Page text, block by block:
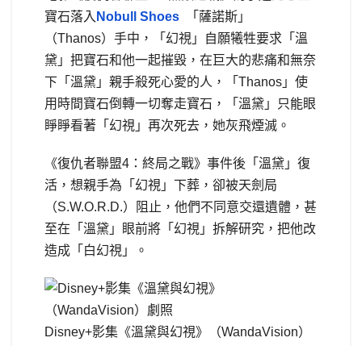
寶石落入 Nobull Shoes
「薩諾斯」
（Thanos）手中，「幻視」自願犧牲要求「溫
黛」把寶石和他一起摧毀，在巨大的悲痛和無奈
下「溫黛」親手殺死心愛的人，「Thanos」使
用時間寶石倒轉一切奪走寶石，「溫黛」只能眼
睜睜看著「幻視」再次死去，她灰飛煙滅。
《復仇者聯盟4：終局之戰》事件後「溫黛」復
活，想親手為「幻視」下葬，卻被天劍局
（S.W.O.R.D.）阻止，他們不同意交還遺體，甚
至在「溫黛」眼前將「幻視」拆解研究，把他改
造成「白幻視」。
Disney+影集《溫黛與幻視》（WandaVision）